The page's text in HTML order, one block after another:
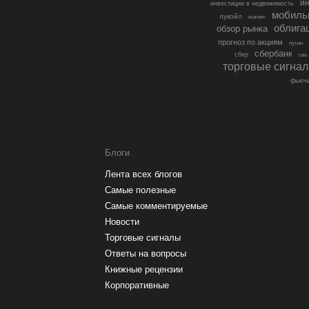
инвестиции в недвижимость
лукойл магнит
обзор рынка
прогноз по акциям
путин
сбер сбербанк сво
торговые
Блоги
Лента всех блогов
Самые полезные
Самые комментируемые
Новости
Торговые сигналы
Ответы на вопросы
Книжные рецензии
Корпоративные